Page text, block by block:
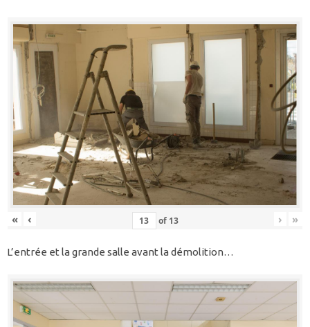
« ‹ of 13 › »
L’entrée et la grande salle avant la démolition…